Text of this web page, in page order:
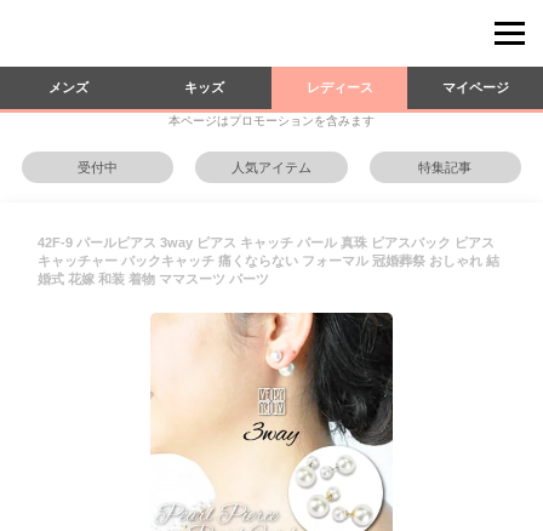
メンズ キッズ レディース マイページ
本ページはプロモーションを含みます
受付中 人気アイテム 特集記事
42F-9 パールピアス 3way ピアス キャッチ パール 真珠 ピアスバック ピアス
キャッチャー バックキャッチ 痛くならない フォーマル 冠婚葬祭 おしゃれ 結
婚式 花嫁 和装 着物 ママスーツ パーツ